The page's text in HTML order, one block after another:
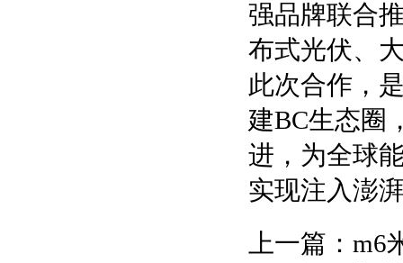
强品牌联合
布式光伏、
此次合作，
建BC生态圈
进，为全球
实现注入澎
上一篇： m6